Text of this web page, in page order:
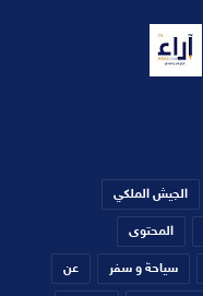
الجيش الملكي
المحتوى
سياحة و سفر عن